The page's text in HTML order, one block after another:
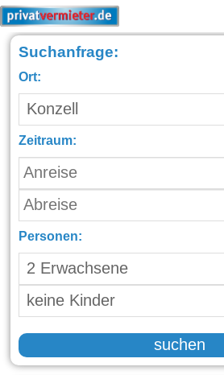
Suchanfrage:
Ort:
Zeitraum:
Personen:
suchen